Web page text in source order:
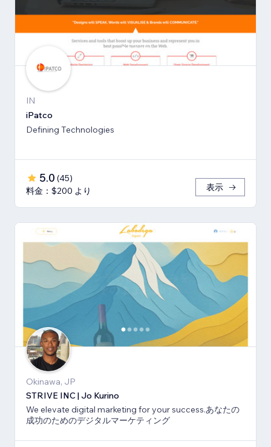
IN
iPatco
Defining Technologies
5.0 (45)
料金：$200 より
表示
Okinawa, JP
STRIVE INC | Jo Kurino
We elevate digital marketing for your success.あなたの
成功のためのデジタルマーケティング